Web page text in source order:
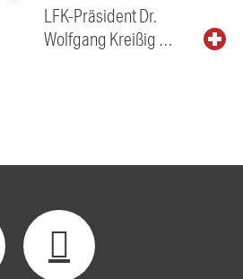
LFK-Präsident Dr.
Wolfgang Kreißig …